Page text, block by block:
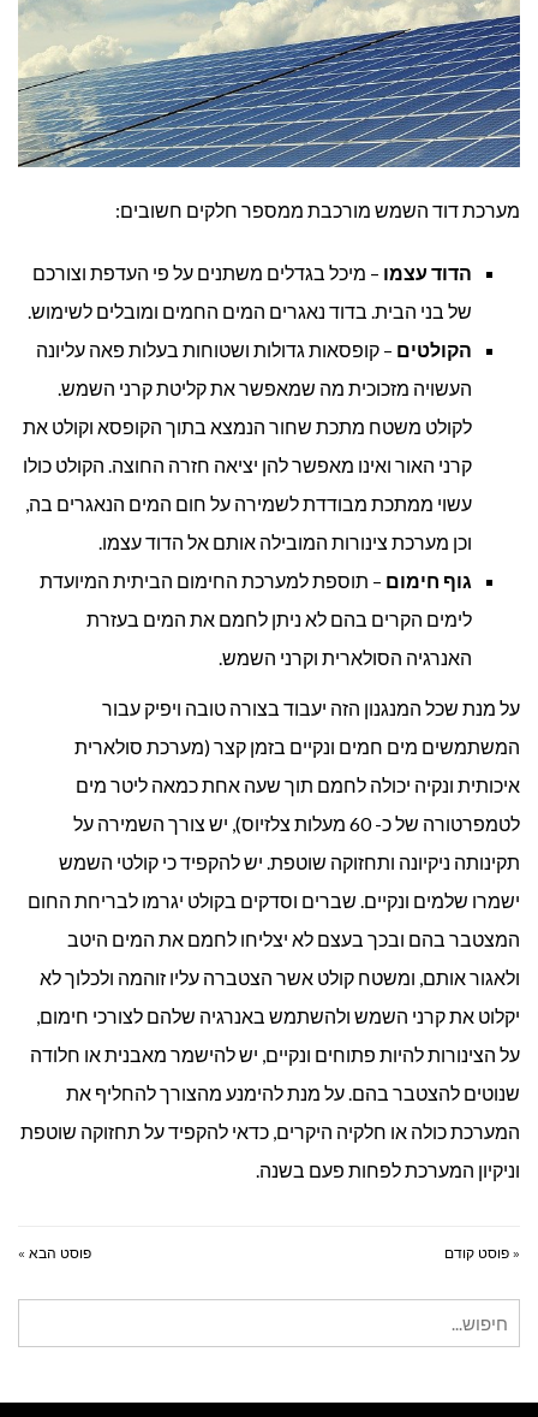
מערכת דוד השמש מורכבת ממספר חלקים חשובים:
הדוד עצמו – מיכל בגדלים משתנים על פי העדפת וצורכם
של בני הבית. בדוד נאגרים המים החמים ומובלים לשימוש.
הקולטים – קופסאות גדולות ושטוחות בעלות פאה עליונה
העשויה מזכוכית מה שמאפשר את קליטת קרני השמש.
לקולט משטח מתכת שחור הנמצא בתוך הקופסא וקולט את
קרני האור ואינו מאפשר להן יציאה חזרה החוצה. הקולט כולו
עשוי ממתכת מבודדת לשמירה על חום המים הנאגרים בה,
וכן מערכת צינורות המובילה אותם אל הדוד עצמו.
גוף חימום – תוספת למערכת החימום הביתית המיועדת
לימים הקרים בהם לא ניתן לחמם את המים בעזרת
האנרגיה הסולארית וקרני השמש.
על מנת שכל המנגנון הזה יעבוד בצורה טובה ויפיק עבור
המשתמשים מים חמים ונקיים בזמן קצר (מערכת סולארית
איכותית ונקיה יכולה לחמם תוך שעה אחת כמאה ליטר מים
לטמפרטורה של כ- 60 מעלות צלזיוס), יש צורך השמירה על
תקינותה ניקיונה ותחזוקה שוטפת. יש להקפיד כי קולטי השמש
ישמרו שלמים ונקיים. שברים וסדקים בקולט יגרמו לבריחת החום
המצטבר בהם ובכך בעצם לא יצליחו לחמם את המים היטב
ולאגור אותם, ומשטח קולט אשר הצטברה עליו זוהמה ולכלוך לא
יקלוט את קרני השמש ולהשתמש באנרגיה שלהם לצורכי חימום,
על הצינורות להיות פתוחים ונקיים, יש להישמר מאבנית או חלודה
שנוטים להצטבר בהם. על מנת להימנע מהצורך להחליף את
המערכת כולה או חלקיה היקרים, כדאי להקפיד על תחזוקה שוטפת
וניקיון המערכת לפחות פעם בשנה.
« פוסט קודם פוסט הבא »
עבור: